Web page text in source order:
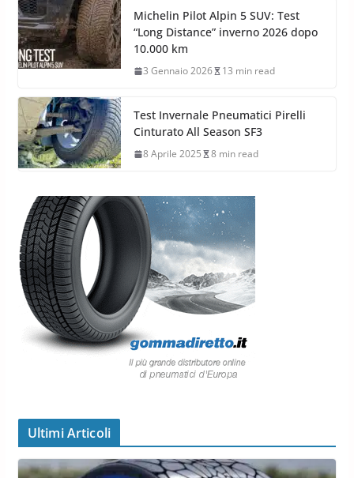
Michelin Pilot Alpin 5 SUV: Test
“Long Distance” inverno 2026 dopo
10.000 km
3 Gennaio 2026 13 min read
Test Invernale Pneumatici Pirelli
Cinturato All Season SF3
8 Aprile 2025 8 min read
Ultimi Articoli